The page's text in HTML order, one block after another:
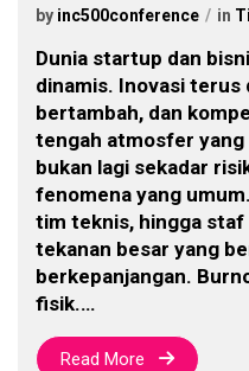
by inc500conference in
Dunia startup dan
dinamis. Inovasi terus
bertambah, dan
tengah atmosfer
bukan lagi sekadar
fenomena yang
tim teknis, hingga staf
tekanan besar yang
berkepanjangan.
fisik.…
Read More